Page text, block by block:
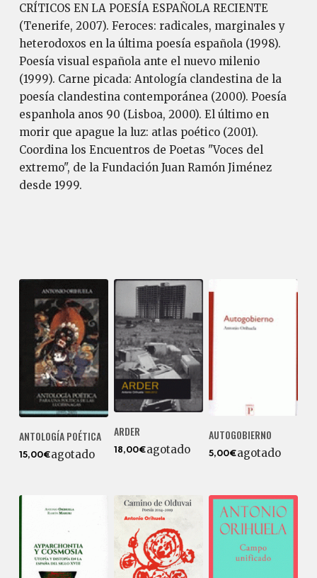
CRÍTICOS EN LA POESÍA ESPAÑOLA RECIENTE
(Tenerife, 2007). Feroces: radicales, marginales y
heterodoxos en la última poesía española (1998).
Poesía visual española ante el nuevo milenio
(1999). Carne picada: Antología clandestina de la
poesía clandestina contemporánea (2000). Poesía
espanhola anos 90 (Lisboa, 2000). El último en
morir que apague la luz: atlas poético (2001).
Coordina los Encuentros de Poetas "Voces del
extremo", de la Fundación Juan Ramón Jiménez
desde 1999.
ANTOLOGÍA POÉTICA
15,00€agotado
ARDER
18,00€agotado
AUTOGOBIERNO
5,00€agotado